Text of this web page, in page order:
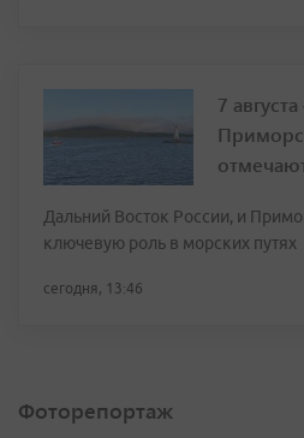
7
Дальний Восток России, и
ключевую роль в морских путях
сегодня, 13:46
Фоторепортаж